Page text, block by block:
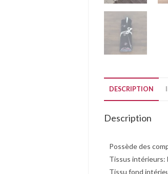
DESCRIPTION
Description
Possède des
Tissus intérieurs:
Tissu fond